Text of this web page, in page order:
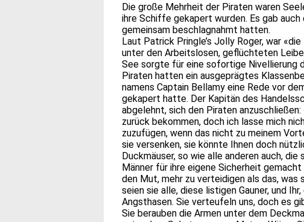
Die große Mehrheit der Piraten waren
ihre Schiffe gekapert wurden. Es gab
gemeinsam beschlagnahmt hatten.
Laut Patrick Pringle’s Jolly Roger, war
unter den Arbeitslosen, geflüchteten
See sorgte für eine sofortige Nivellierung
Piraten hatten ein ausgeprägtes
namens Captain Bellamy eine Rede vor
gekapert hatte. Der Kapitän des
abgelehnt, sich den Piraten
zurück bekommen, doch ich lasse mich
zuzufügen, wenn das nicht zu meinem
sie versenken, sie könnte Ihnen doch
Duckmäuser, so wie alle anderen auch,
Männer für ihre eigene Sicherheit
den Mut, mehr zu verteidigen als das,
seien sie alle, diese listigen Gauner, und
Angsthasen. Sie verteufeln uns, doch es
Sie berauben die Armen unter dem